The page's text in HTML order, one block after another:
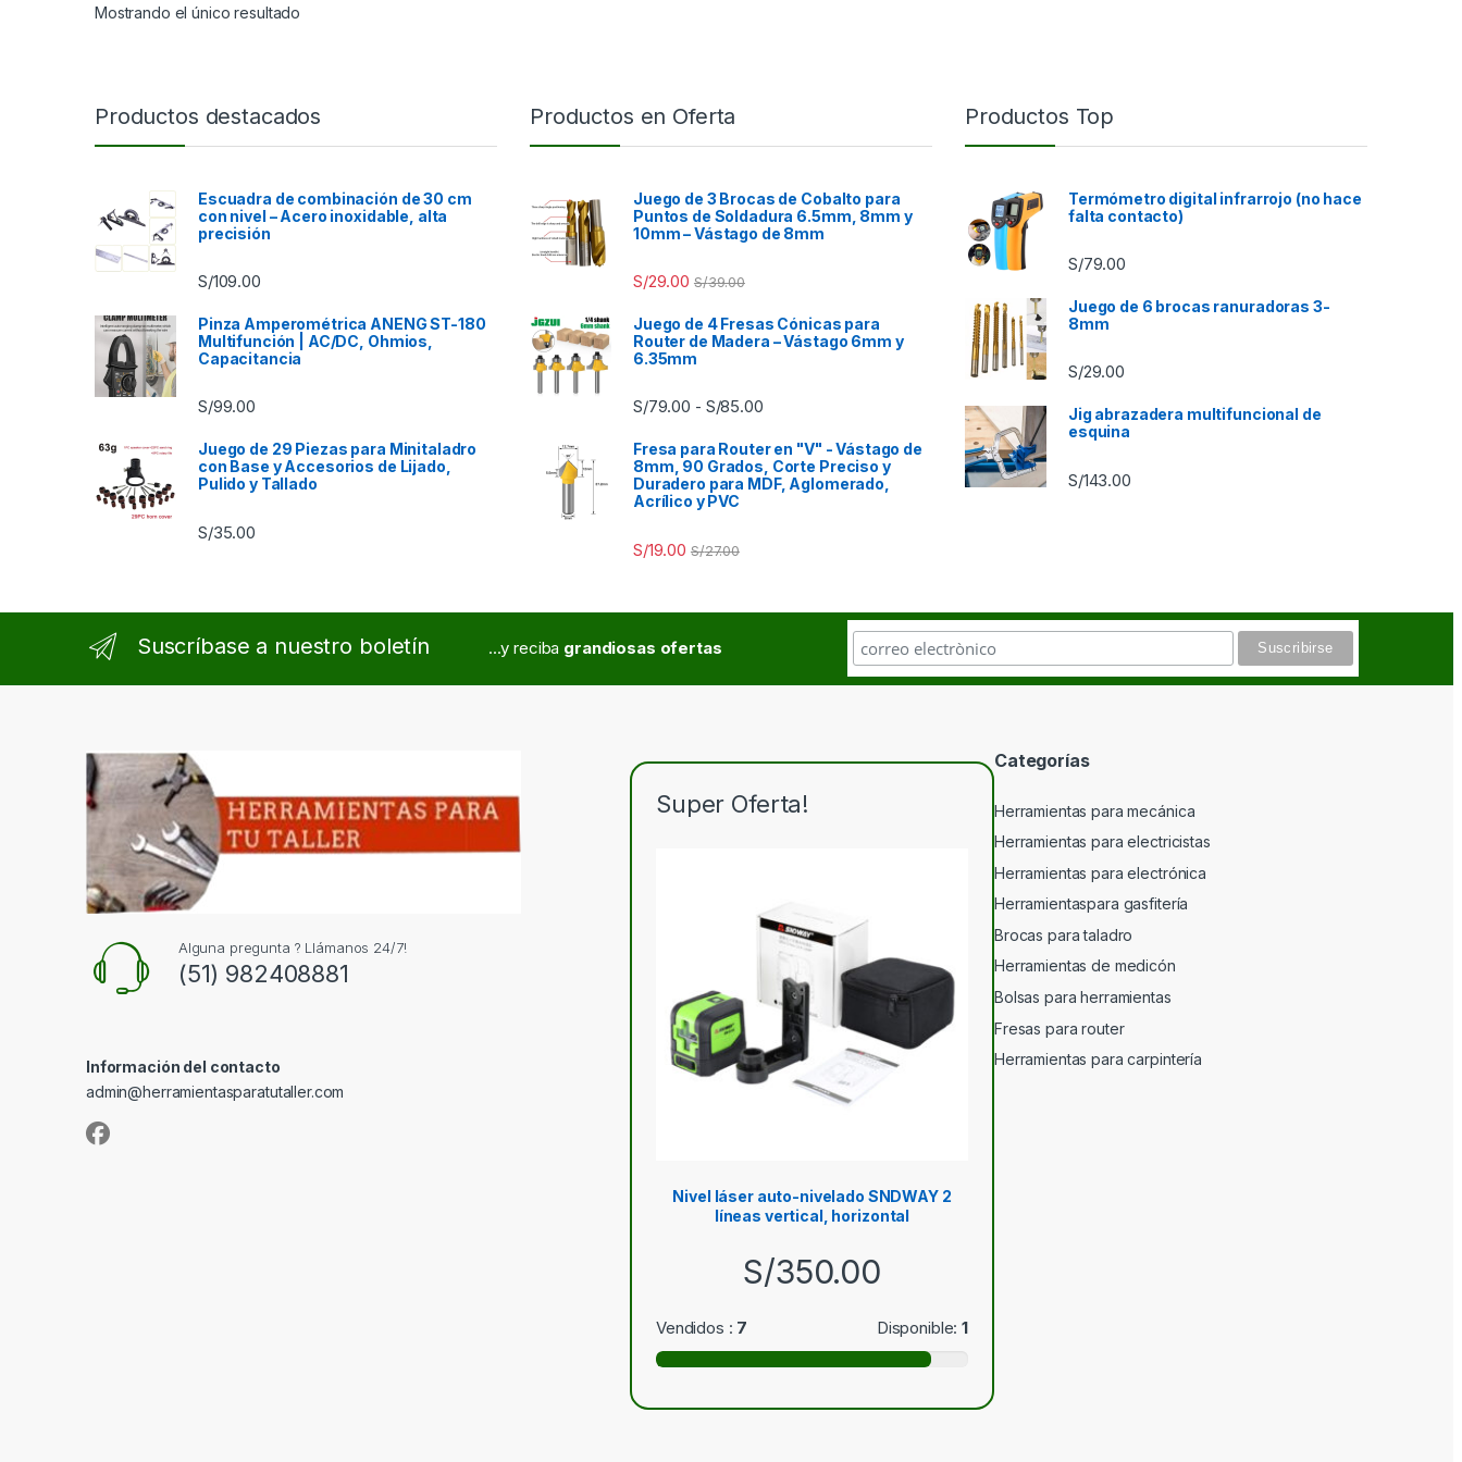
Mostrando el único resultado
Productos destacados
Escuadra de combinación de 30 cm
con nivel – Acero inoxidable, alta
precisión
S/109.00
Pinza Amperométrica ANENG ST-180
Multifunción | AC/DC, Ohmios,
Capacitancia
S/99.00
Juego de 29 Piezas para Minitaladro
con Base y Accesorios de Lijado,
Pulido y Tallado
S/35.00
Productos en Oferta
Juego de 3 Brocas de Cobalto para
Puntos de Soldadura 6.5mm, 8mm y
10mm – Vástago de 8mm
S/29.00 S/39.00
Juego de 4 Fresas Cónicas para
Router de Madera – Vástago 6mm y
6.35mm
S/79.00 - S/85.00Rango de precios: desde S/79.00 hasta S/85.00
Fresa para Router en "V" - Vástago de
8mm, 90 Grados, Corte Preciso y
Duradero para MDF, Aglomerado,
Acrílico y PVC
S/19.00 S/27.00
Productos Top
Termómetro digital infrarrojo (no hace
falta contacto)
S/79.00
Juego de 6 brocas ranuradoras 3-
8mm
S/29.00
Jig abrazadera multifuncional de
esquina
S/143.00
Suscríbase a nuestro boletín ...y reciba grandiosas ofertas
Alguna pregunta ? Llámanos 24/7!
(51) 982408881
Información del contacto
admin@herramientasparatutaller.com
Super Oferta!
Nivel láser auto-nivelado SNDWAY 2
líneas vertical, horizontal
S/350.00
Vendidos : 7 Disponible:1
Categorías
Herramientas para mecánica
Herramientas para electricistas
Herramientas para electrónica
Herramientaspara gasfitería
Brocas para taladro
Herramientas de medicón
Bolsas para herramientas
Fresas para router
Herramientas para carpintería